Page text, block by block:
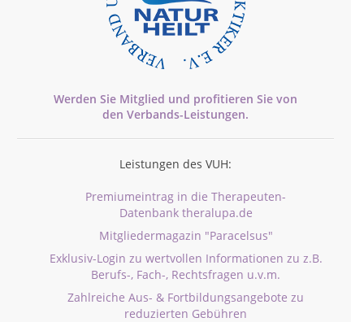
Werden Sie Mitglied und profitieren Sie von
den Verbands-Leistungen.
Leistungen des VUH:
Premiumeintrag in die Therapeuten-
Datenbank theralupa.de
Mitgliedermagazin "Paracelsus"
Exklusiv-Login zu wertvollen Informationen zu z.B.
Berufs-, Fach-, Rechtsfragen u.v.m.
Zahlreiche Aus- & Fortbildungsangebote zu
reduzierten Gebühren